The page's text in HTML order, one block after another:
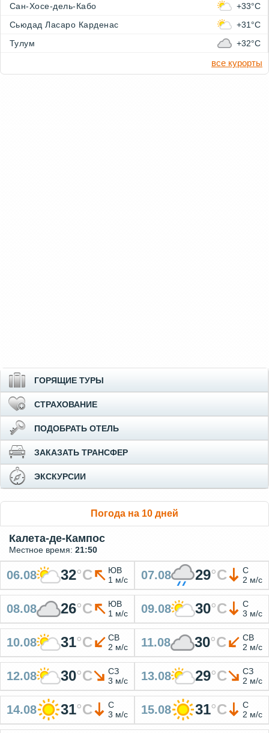
Сан-Хосе-дель-Кабо
+33°C
Сьюдад Ласаро Карденас
+31°C
Тулум
+32°C
все курорты
ГОРЯЩИЕ ТУРЫ
СТРАХОВАНИЕ
ПОДОБРАТЬ ОТЕЛЬ
ЗАКАЗАТЬ ТРАНСФЕР
ЭКСКУРСИИ
Погода на 10 дней
Калета-де-Кампос
Местное время: 21:50
06.08 32°C
ЮВ
1 м/с
07.08 29°C
С
2 м/с
08.08 26°C
ЮВ
1 м/с
09.08 30°C
С
3 м/с
10.08 31°C
СВ
2 м/с
11.08 30°C
СВ
2 м/с
12.08 30°C
СЗ
3 м/с
13.08 29°C
СЗ
2 м/с
14.08 31°C
С
3 м/с
15.08 31°C
С
2 м/с